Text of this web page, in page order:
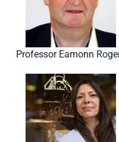
Professor Eamonn